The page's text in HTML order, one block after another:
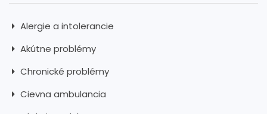
Alergie a intolerancie
Akútne problémy
Chronické problémy
Cievna ambulancia